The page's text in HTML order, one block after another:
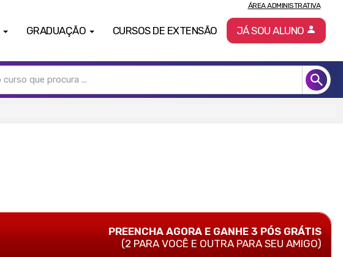
GRADUAÇÃO CURSOS DE EXTENSÃO
ÁREA ADMINISTRATIVA
JÁ SOU ALUNO
PREENCHA AGORA E GANHE 3 PÓS GRÁTIS
(2 PARA VOCÊ E OUTRA PARA SEU AMIGO)